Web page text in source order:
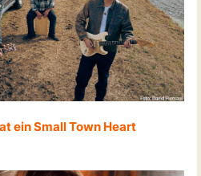
ein Small Town Heart